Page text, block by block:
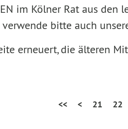
im Kölner Rat aus
bitte auch
erneuert, die älteren
<< < 21 22